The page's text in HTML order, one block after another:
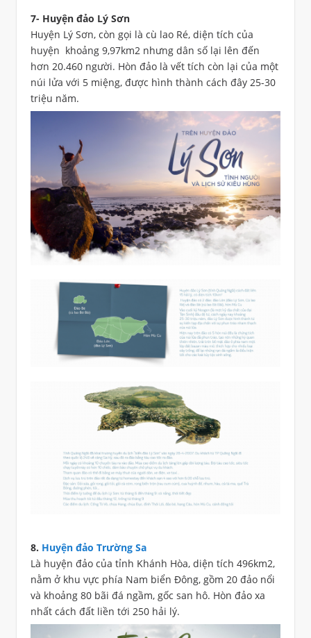
7- Huyện đảo Lý Sơn
Huyện Lý Sơn, còn gọi là cù lao Ré, diện tích của
huyện khoảng 9,97km2 nhưng dân số lại lên đến
hơn 20.460 người. Hòn đảo là vết tích còn lại của một
núi lửa với 5 miệng, được hình thành cách đây 25-30
triệu năm.
8. Huyện đảo Trường Sa
Là huyện đảo của tỉnh Khánh Hòa, diện tích 496km2,
nằm ở khu vực phía Nam biển Đông, gồm 20 đảo nổi
và khoảng 80 bãi đá ngầm, gốc san hô. Hòn đảo xa
nhất cách đất liền tới 250 hải lý.